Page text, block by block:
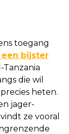
toegang
bijster
Tanzania
die wil
heten.
jager-
ze vooral